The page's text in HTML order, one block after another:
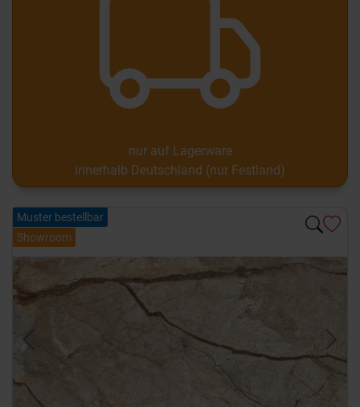
nur auf Lagerware
innerhalb Deutschland (nur Festland)
Muster bestellbar
Showroom
Previous Next